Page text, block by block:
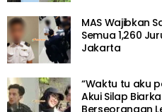
MAS Wajibkan
Semua 1,260
Jakarta
“Waktu tu aku
Akui Silap